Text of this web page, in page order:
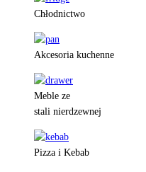
Chłodnictwo
Akcesoria kuchenne
Meble ze
stali nierdzewnej
Pizza i Kebab